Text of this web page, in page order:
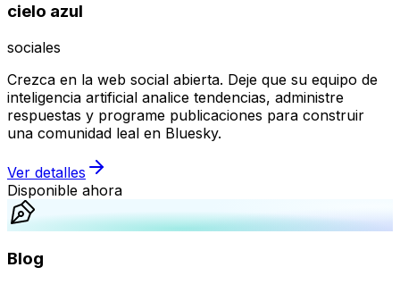
cielo azul
sociales
Crezca en la web social abierta. Deje que su equipo de
inteligencia artificial analice tendencias, administre
respuestas y programe publicaciones para construir
una comunidad leal en Bluesky.
Ver detalles
Disponible ahora
Blog